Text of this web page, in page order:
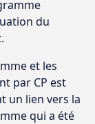
du
et les
par CP est
un lien vers la
qui a été